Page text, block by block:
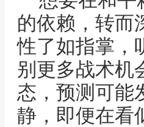
的依赖，转而
性了如指掌，
别更多战术机
态，预测可能
静，即便在看